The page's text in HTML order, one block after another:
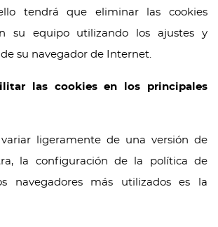
tendrá que eliminar las cookies
su equipo utilizando los ajustes y
su navegador de Internet.
las cookies en los principales
ligeramente de una versión de
la configuración de la política de
navegadores más utilizados es la